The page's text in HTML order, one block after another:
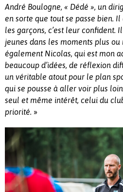
André Boulogne, « Dédé », un
en sorte que tout se passe bien.
les garçons, c’est leur confident.
jeunes dans les moments plus
également Nicolas, qui est mon
beaucoup d’idées, de réflexion
un véritable atout pour le plan
qui se pousse à aller voir plus
seul et même intérêt, celui du
priorité. »